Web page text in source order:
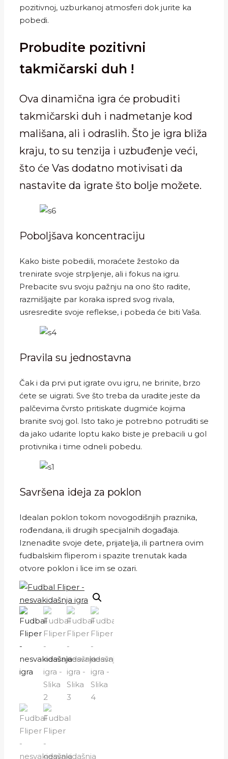
pozitivnoj, uzburkanoj atmosferi dok jurite ka
pobedi.
Probudite pozitivni
takmičarski duh !
Ova dinamična igra će probuditi
takmičarski duh i nadmetanje kod
mališana, ali i odraslih. Što je igra bliža
kraju, to su tenzija i uzbuđenje veći,
što će Vas dodatno motivisati da
nastavite da igrate što bolje možete.
Poboljšava koncentraciju
Kako biste pobedili, moraćete žestoko da
trenirate svoje strpljenje, ali i fokus na igru.
Prebacite svu svoju pažnju na ono što radite,
razmišljajte par koraka ispred svog rivala,
usresredite svoje reflekse, i pobeda će biti Vaša.
Pravila su jednostavna
Čak i da prvi put igrate ovu igru, ne brinite, brzo
ćete se uigrati. Sve što treba da uradite jeste da
palčevima čvrsto pritiskate dugmiće kojima
branite svoj gol. Isto tako je potrebno potruditi se
da jako udarite loptu kako biste je prebacili u gol
protivnika i time odneli pobedu.
Savršena ideja za poklon
Idealan poklon tokom novogodišnjih praznika,
rođendana, ili drugih specijalnih događaja.
Iznenadite svoje dete, prijatelja, ili partnera ovim
fudbalskim fliperom i spazite trenutak kada
otvore poklon i lice im se ozari.